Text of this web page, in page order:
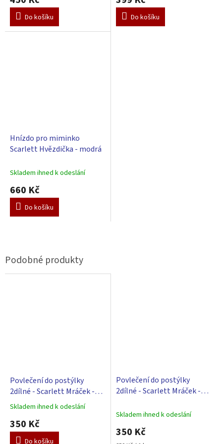
Do košíku Do košíku
Hnízdo pro miminko
Scarlett Hvězdička - modrá
Skladem ihned k odeslání
660 Kč
Do košíku
Povlečení do postýlky
2dílné - Scarlett Mráček -
béžová 90 x 120 cm
Průměrné
hodnocení
produktu
Skladem ihned k odeslání
350 Kč
Do košíku
Povlečení do postýlky
2dílné - Scarlett Mráček -
Skladem ihned k odeslání
350 Kč